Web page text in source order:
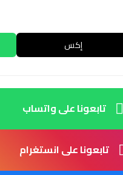
إكس
تابعونا على واتساب
تابعونا على انستغرام